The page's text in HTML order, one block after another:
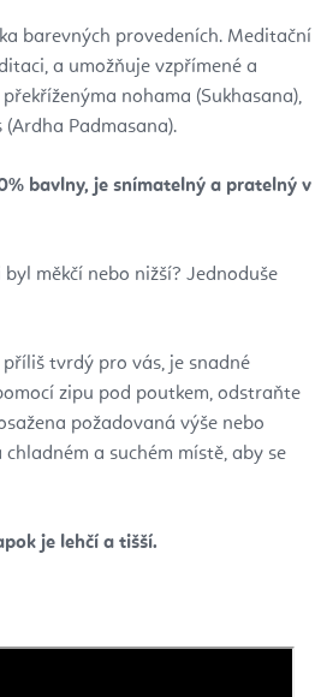
barevných provedeních. Meditační
a umožňuje vzpřímené a
nohama (Sukhasana),
Padmasana).
bavlny, je snímatelný a pratelný v
měkčí nebo nižší? Jednoduše
tvrdý pro vás, je snadné
zipu pod poutkem, odstraňte
požadovaná výše nebo
a suchém místě, aby se
je lehčí a tišší.